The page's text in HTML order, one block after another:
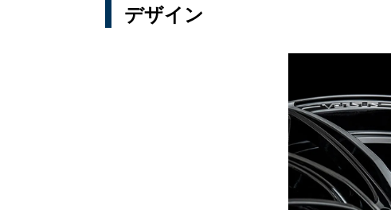
デザイン